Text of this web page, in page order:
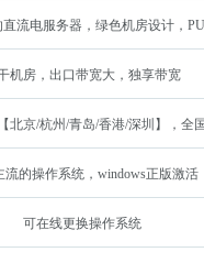
直流电服务器，绿色机房设计，
机房，出口带宽大，独享带宽
北京/杭州/青岛/香港/深圳】，全
流的操作系统，windows正版激活
可在线更换操作系统